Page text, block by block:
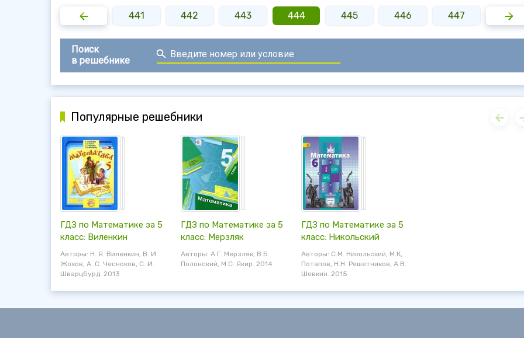
440 441 442 443 444 445 446 447 448
Поиск
в решебнике
Популярные решебники
ГДЗ по Математике за 5
класс: Виленкин
Авторы: Н. Я. Виленкин, В. И.
Жохов, А. С. Чесноков, С. И.
Шварцбурд. 2013
ГДЗ по Математике за 5
класс: Мерзляк
Авторы: А.Г. Мерзляк, В.Б.
Полонский, М.С. Якир. 2014
ГДЗ по Математике за 5
класс: Никольский
Авторы: С.М. Никольский, М.К,
Потапов, Н.Н. Решетников, А.В.
Шевкин. 2015